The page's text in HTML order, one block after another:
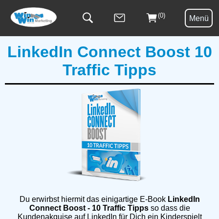
(0) Menü
LinkedIn Connect Boost 10
Traffic Tipps
Du erwirbst hiermit das einigartige E-Book LinkedIn
Connect Boost - 10 Traffic Tippsso dass die
Kundenakquise auf LinkedIn für Dich ein Kinderspielt